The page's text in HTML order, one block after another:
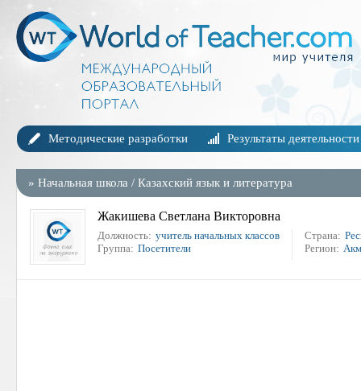
Методические разработки Результаты деятельности
» Начальная школа / Казахский язык и литература
Жакишева Светлана Викторовна
Должность: учитель начальных классов
Группа: Посетители
Страна:
Регион: